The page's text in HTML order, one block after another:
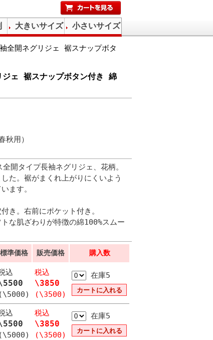
全開ネグリジェ 裾スナップボタ
ェ 裾スナップボタン付き 綿
用）
開タイプ長袖ネグリジェ、花柄。
た。裾がまくれ上がりにくいよう
ます。
き。右前にポケット付き。
な肌ざわりが特徴の綿100%スムー
標準価格 販売価格 購入数
込
(\5000)
税込
\3850
(\3500)
在庫5
込
(\5000)
税込
\3850
(\3500)
在庫5
大きいサイズ 小さいサイズ